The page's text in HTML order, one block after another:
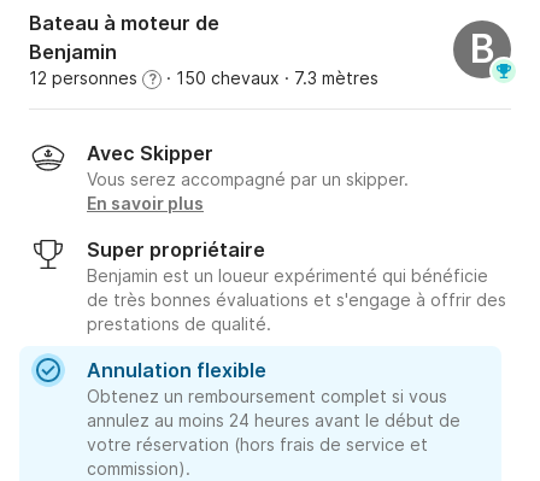
Bateau à moteur de
Benjamin
12 personnes ? · 150 chevaux · 7.3 mètres
B
Avec Skipper
Vous serez accompagné par un skipper.
En savoir plus
Super propriétaire
Benjamin est un loueur expérimenté qui bénéficie
de très bonnes évaluations et s'engage à offrir des
prestations de qualité.
Annulation flexible
Obtenez un remboursement complet si vous
annulez au moins 24 heures avant le début de
votre réservation (hors frais de service et
commission).